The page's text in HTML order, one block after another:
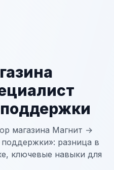
магазина Магнит →
разница в
ключевые навыки для